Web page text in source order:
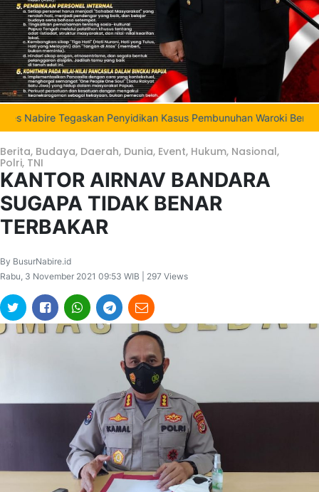
Tegaskan Penyidikan Kasus Pembunuhan Waroki Berjalan
Berita, Budaya, Daerah, Dunia, Event, Hukum, Nasional,
Polri, TNI
KANTOR AIRNAV BANDARA
SUGAPA TIDAK BENAR
TERBAKAR
By BusurNabire.id
Rabu, 3 November 2021 09:53 WIB | 297 Views